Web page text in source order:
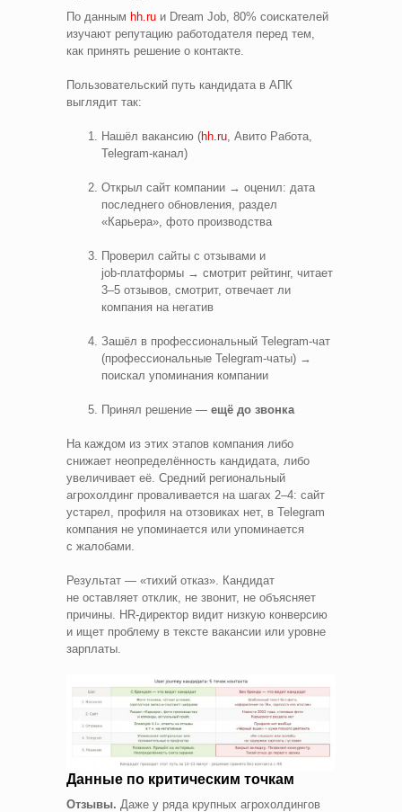
По данным hh.ru и Dream Job, 80% соискателей
изучают репутацию работодателя перед тем,
как принять решение о контакте.
Пользовательский путь кандидата в АПК
выглядит так:
Нашёл вакансию (hh.ru , Авито Работа,
Telegram‑канал)
Открыл сайт компании → оценил: дата
последнего обновления, раздел
«Карьера», фото производства
Проверил сайты с отзывами и
job‑платформы → смотрит рейтинг, читает
3–5 отзывов, смотрит, отвечает ли
компания на негатив
Зашёл в профессиональный Telegram‑чат
(профессиональные Telegram‑чаты) →
поискал упоминания компании
Принял решение — ещё до звонка
На каждом из этих этапов компания либо
снижает неопределённость кандидата, либо
увеличивает её. Средний региональный
агрохолдинг проваливается на шагах 2–4: сайт
устарел, профиля на отзовиках нет, в Telegram
компания не упоминается или упоминается
с жалобами.
Результат — «тихий отказ». Кандидат
не оставляет отклик, не звонит, не объясняет
причины. HR‑директор видит низкую конверсию
и ищет проблему в тексте вакансии или уровне
зарплаты.
Данные по критическим точкам
Отзывы. Даже у ряда крупных агрохолдингов